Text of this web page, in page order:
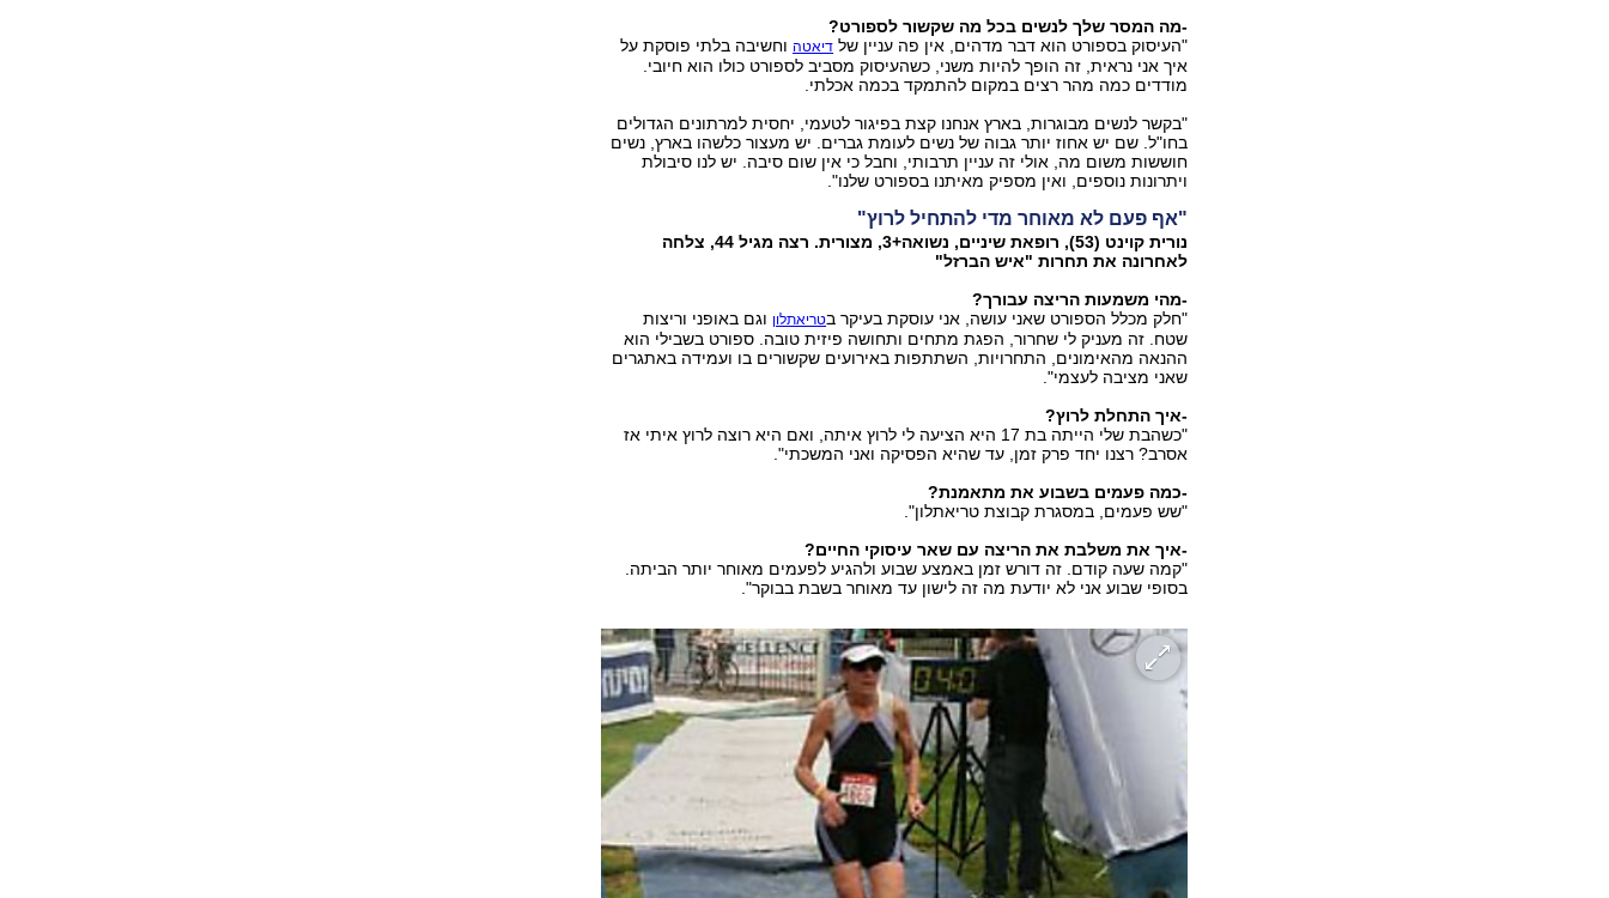
-מה המסר שלך לנשים בכל מה שקשור לספורט?
"העיסוק בספורט הוא דבר מדהים, אין פה עניין של דיאטהוחשיבה בלתי פוסקת על
איך אני נראית, זה הופך להיות משני, כשהעיסוק מסביב לספורט כולו הוא חיובי.
מודדים כמה מהר רצים במקום להתמקד בכמה אכלתי.
"בקשר לנשים מבוגרות, בארץ אנחנו קצת בפיגור לטעמי, יחסית למרתונים הגדולים
בחו"ל. שם יש אחוז יותר גבוה של נשים לעומת גברים. יש מעצור כלשהו בארץ, נשים
חוששות משום מה, אולי זה עניין תרבותי, וחבל כי אין שום סיבה. יש לנו סיבולת
ויתרונות נוספים, ואין מספיק מאיתנו בספורט שלנו".
"אף פעם לא מאוחר מדי להתחיל לרוץ"
נורית קוינט (53), רופאת שיניים, נשואה+3, מצורית. רצה מגיל 44, צלחה
לאחרונה את תחרות "איש הברזל"
-מהי משמעות הריצה עבורך?
"חלק מכלל הספורט שאני עושה, אני עוסקת בעיקר בטריאתלון וגם באופני וריצות
שטח. זה מעניק לי שחרור, הפגת מתחים ותחושה פיזית טובה. ספורט בשבילי הוא
ההנאה מהאימונים, התחרויות, השתתפות באירועים שקשורים בו ועמידה באתגרים
שאני מציבה לעצמי".
-איך התחלת לרוץ?
"כשהבת שלי הייתה בת 17 היא הציעה לי לרוץ איתה, ואם היא רוצה לרוץ איתי אז
אסרב? רצנו יחד פרק זמן, עד שהיא הפסיקה ואני המשכתי".
-כמה פעמים בשבוע את מתאמנת?
"שש פעמים, במסגרת קבוצת טריאתלון".
-איך את משלבת את הריצה עם שאר עיסוקי החיים?
"קמה שעה קודם. זה דורש זמן באמצע שבוע ולהגיע לפעמים מאוחר יותר הביתה.
בסופי שבוע אני לא יודעת מה זה לישון עד מאוחר בשבת בבוקר".